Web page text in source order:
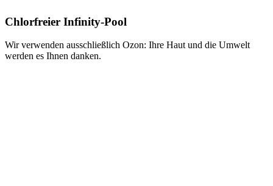
Chlorfreier Infinity-Pool
Wir verwenden ausschließlich Ozon: Ihre Haut und die Umwelt
werden es Ihnen danken.